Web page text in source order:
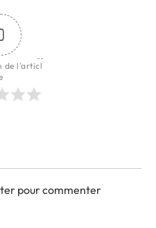
de l'articl
pour commenter